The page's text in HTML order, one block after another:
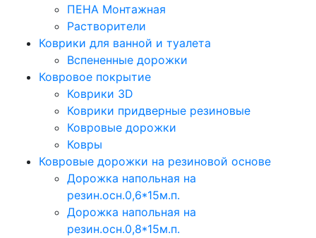
ПЕНА Монтажная
Растворители
Коврики для ванной и туалета
Вспененные дорожки
Ковровое покрытие
Коврики 3D
Коврики придверные резиновые
Ковровые дорожки
Ковры
Ковровые дорожки на резиновой основе
Дорожка напольная на
резин.осн.0,6*15м.п.
Дорожка напольная на
резин.осн.0,8*15м.п.